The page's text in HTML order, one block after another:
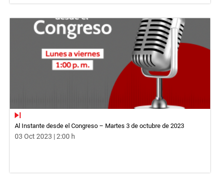
Al Instante desde el Congreso – Martes 3 de octubre de 2023
03 Oct 2023 | 2:00 h